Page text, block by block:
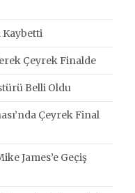
Kaybetti
Çeyrek Finalde
Belli Oldu
Çeyrek Final
James’e Geçiş